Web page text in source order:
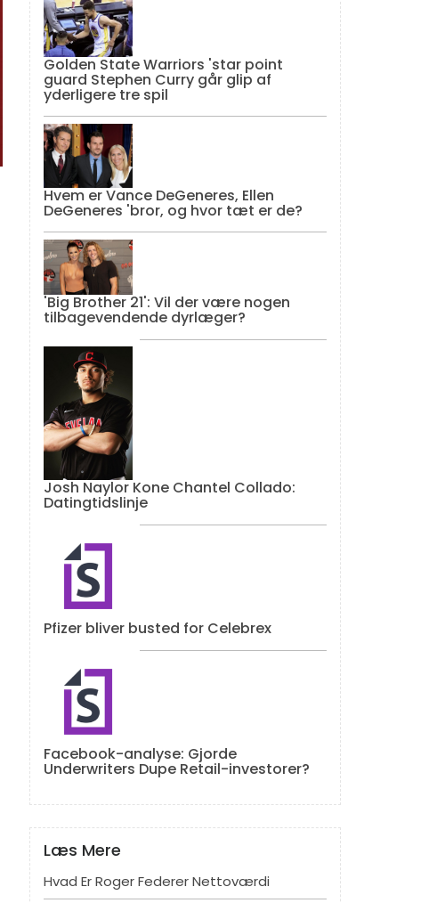
Golden State Warriors 'star point
guard Stephen Curry går glip af
yderligere tre spil
Hvem er Vance DeGeneres, Ellen
DeGeneres 'bror, og hvor tæt er de?
'Big Brother 21': Vil der være nogen
tilbagevendende dyrlæger?
Josh Naylor Kone Chantel Collado:
Datingtidslinje
Pfizer bliver busted for Celebrex
Facebook-analyse: Gjorde
Underwriters Dupe Retail-investorer?
Læs Mere
Hvad Er Roger Federer Nettoværdi